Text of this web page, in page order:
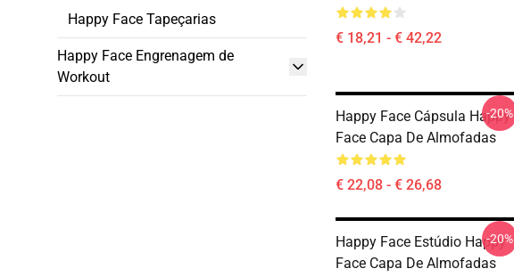
Happy Face Tapeçarias
Happy Face Engrenagem de
Workout
€ 18,21 - € 42,22
Happy Face Cápsula Happy
Face Capa De Almofadas
€ 22,08 - € 26,68
-20%
Happy Face Estúdio Happy
Face Capa De Almofadas
-20%